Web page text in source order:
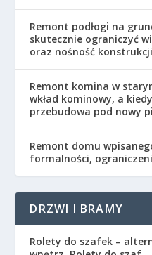
Remont podłogi na
skutecznie ograniczyć
oraz nośność konstrukcji
Remont komina w
wkład kominowy, a
przebudowa pod nowy
Remont domu
formalności,
DRZWI I BRAMY
Rolety do szafek –